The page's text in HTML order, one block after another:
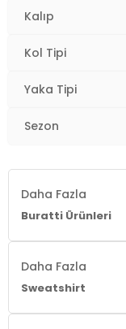
Kalıp
Kol Tipi
Yaka Tipi
Sezon
Daha Fazla
Buratti Ürünleri
Daha Fazla
Sweatshirt